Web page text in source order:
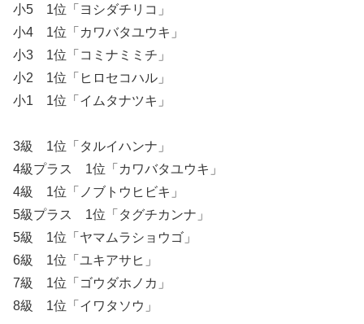
小5 1位「ヨシダチリコ」
小4 1位「カワバタユウキ」
小3 1位「コミナミミチ」
小2 1位「ヒロセコハル」
小1 1位「イムタナツキ」
3級 1位「タルイハンナ」
4級プラス 1位「カワバタユウキ」
4級 1位「ノブトウヒビキ」
5級プラス 1位「タグチカンナ」
5級 1位「ヤマムラショウゴ」
6級 1位「ユキアサヒ」
7級 1位「ゴウダホノカ」
8級 1位「イワタソウ」